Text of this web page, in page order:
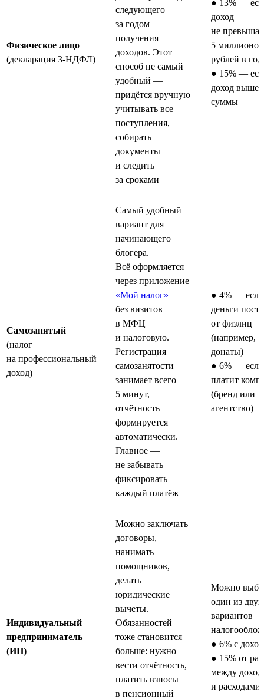
Физическое лицо
(декларация 3-НДФЛ)
следующего
за годом
получения
доходов. Этот
способ не самый
удобный —
придётся вручную
учитывать все
поступления,
собирать
документы
и следить
за сроками
● 13% —
доход
не
5 миллионов
рублей в год
● 15% —
доход выше
суммы
Самозанятый
(налог
на профессиональный
доход)
Самый удобный
вариант для
начинающего
блогера.
Всё оформляется
через приложение
«Мой налог» —
без визитов
в МФЦ
и налоговую.
Регистрация
самозанятости
занимает всего
5 минут,
отчётность
формируется
автоматически.
Главное —
не забывать
фиксировать
каждый платёж
● 4% — если
деньги
от физлиц
(например,
донаты)
● 6% — если
платит
(бренд или
агентство)
Индивидуальный
предприниматель
(ИП)
Можно заключать
договоры,
нанимать
помощников,
делать
юридические
вычеты.
Обязанностей
тоже становится
больше: нужно
вести отчётность,
платить взносы
в пенсионный
Можно
один из двух
вариантов
● 6% с
● 15% от
между
и расходами